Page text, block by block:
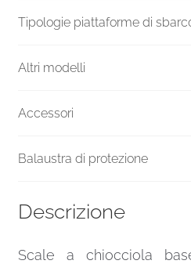
Tipologie piattaforme di
Altri modelli
Accessori
Balaustra di protezione
Descrizione
Scale a chiocciola